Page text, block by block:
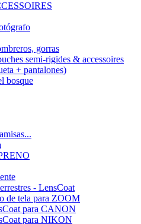
gorras
semi-rigides & accessoires
+ pantalones)
bosque
- LensCoat
de tela para ZOOM
para CANON
para NIKON